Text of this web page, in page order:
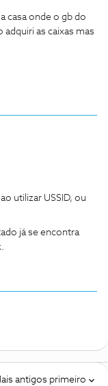
casa onde o gb do
as caixas mas
utilizar USSID, ou
já se encontra
antigos primeiro